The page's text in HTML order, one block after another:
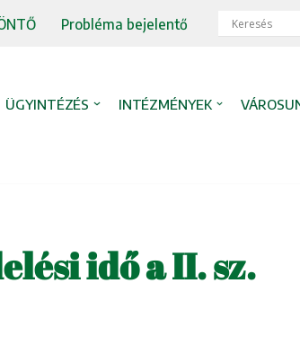
Probléma bejelentő
ÜGYINTÉZÉS INTÉZMÉNYEK
idő a II. sz.